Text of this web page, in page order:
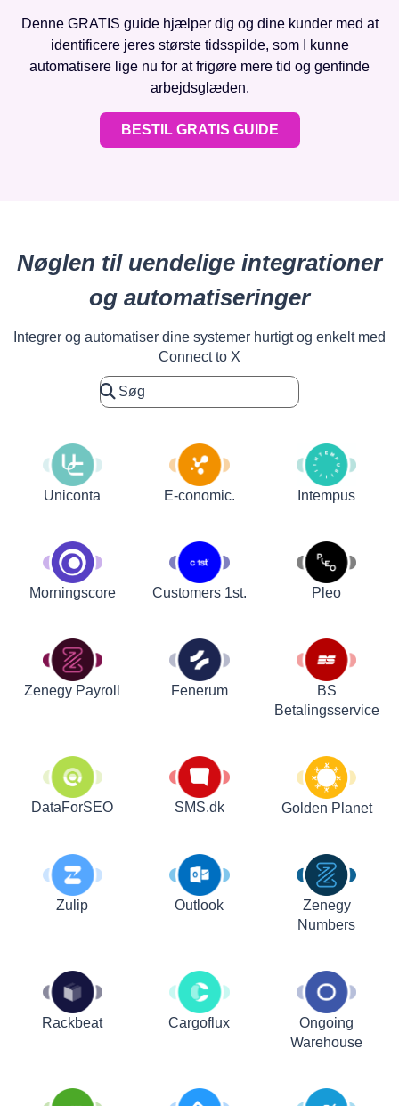
Denne GRATIS guide hjælper dig og dine kunder med at
identificere jeres største tidsspilde, som I kunne
automatisere lige nu for at frigøre mere tid og genfinde
arbejdsglæden.
BESTIL GRATIS GUIDE
Nøglen til uendelige integrationer
og automatiseringer
Integrer og automatiser dine systemer hurtigt og enkelt med
Connect to X
Uniconta E-conomic. Intempus
Morningscore Customers 1st. Pleo
Zenegy Payroll Fenerum
BS
Betalingsservice
DataForSEO SMS.dk Golden Planet
Zulip Outlook
Zenegy
Numbers
Rackbeat Cargoflux
Ongoing
Warehouse